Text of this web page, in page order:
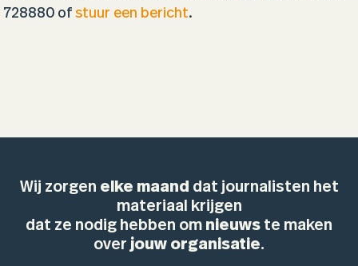
728880 of stuur een bericht.
Wij zorgen elke maand dat journalisten het
materiaal krijgen
dat ze nodig hebben om nieuws te maken
over jouw organisatie.